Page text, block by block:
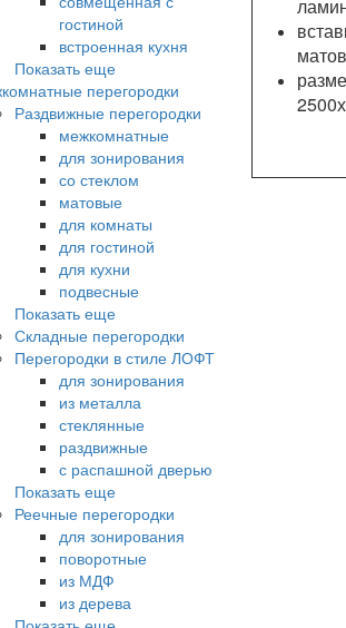
гостиной
встроенная кухня
Показать еще
перегородки
Раздвижные перегородки
межкомнатные
для зонирования
со стеклом
матовые
для комнаты
для гостиной
для кухни
подвесные
Показать еще
Складные перегородки
Перегородки в стиле ЛОФТ
для зонирования
из металла
стеклянные
раздвижные
с распашной дверью
Показать еще
Реечные перегородки
для зонирования
поворотные
из МДФ
из дерева